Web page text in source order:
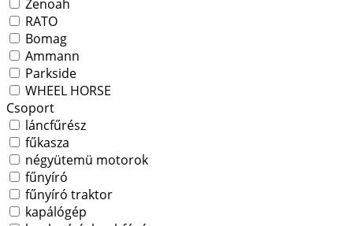
Zenoah
RATO
Bomag
Ammann
Parkside
WHEEL HORSE
Csoport
láncfűrész
fűkasza
négyütemü motorok
fűnyíró
fűnyíró traktor
kapálógép